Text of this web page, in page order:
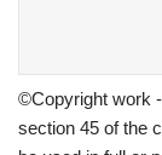
©Copyright work
section 45 of the